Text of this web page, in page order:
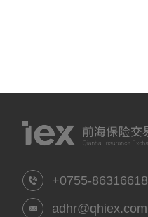
+0755-86316618
adhr@qhiex.com